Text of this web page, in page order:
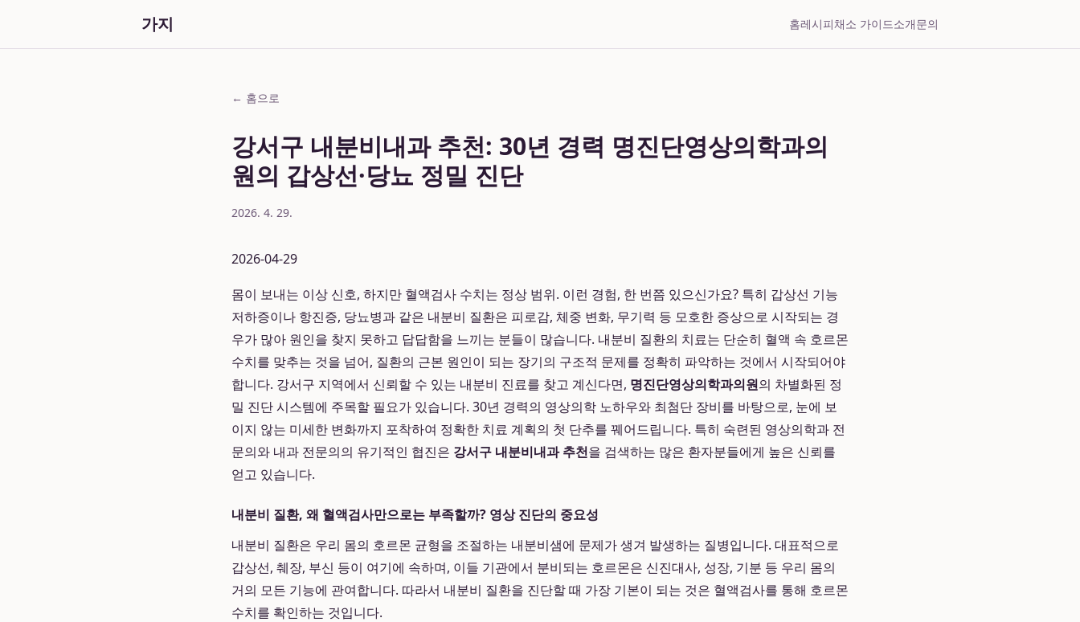
가지 홈레시피채소 가이드소개문의
← 홈으로
강서구 내분비내과 추천: 30년 경력 명진단영상의학과의
원의 갑상선·당뇨 정밀 진단
2026. 4. 29.
2026-04-29
몸이 보내는 이상 신호, 하지만 혈액검사 수치는 정상 범위. 이런 경험, 한 번쯤 있으신가요? 특히 갑상선 기능
저하증이나 항진증, 당뇨병과 같은 내분비 질환은 피로감, 체중 변화, 무기력 등 모호한 증상으로 시작되는 경
우가 많아 원인을 찾지 못하고 답답함을 느끼는 분들이 많습니다. 내분비 질환의 치료는 단순히 혈액 속 호르몬
수치를 맞추는 것을 넘어, 질환의 근본 원인이 되는 장기의 구조적 문제를 정확히 파악하는 것에서 시작되어야
합니다. 강서구 지역에서 신뢰할 수 있는 내분비 진료를 찾고 계신다면, 명진단영상의학과의원의 차별화된 정
밀 진단 시스템에 주목할 필요가 있습니다. 30년 경력의 영상의학 노하우와 최첨단 장비를 바탕으로, 눈에 보
이지 않는 미세한 변화까지 포착하여 정확한 치료 계획의 첫 단추를 꿰어드립니다. 특히 숙련된 영상의학과 전
문의와 내과 전문의의 유기적인 협진은 강서구 내분비내과 추천을 검색하는 많은 환자분들에게 높은 신뢰를
얻고 있습니다.
내분비 질환, 왜 혈액검사만으로는 부족할까? 영상 진단의 중요성
내분비 질환은 우리 몸의 호르몬 균형을 조절하는 내분비샘에 문제가 생겨 발생하는 질병입니다. 대표적으로
갑상선, 췌장, 부신 등이 여기에 속하며, 이들 기관에서 분비되는 호르몬은 신진대사, 성장, 기분 등 우리 몸의
거의 모든 기능에 관여합니다. 따라서 내분비 질환을 진단할 때 가장 기본이 되는 것은 혈액검사를 통해 호르몬
수치를 확인하는 것입니다.